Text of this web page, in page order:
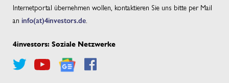
Internetportal übernehmen wollen, kontaktieren Sie uns bitte per Mail
an info(at)4investors.de.
4investors: Soziale Netzwerke